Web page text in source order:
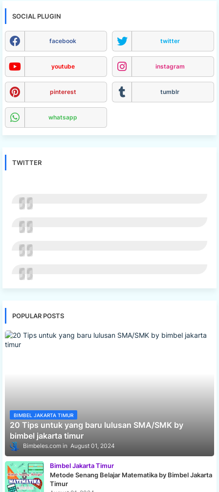
SOCIAL PLUGIN
facebook twitter
youtube instagram
pinterest tumblr
whatsapp
TWITTER
POPULAR POSTS
BIMBEL JAKARTA TIMUR
20 Tips untuk yang baru lulusan SMA/SMK by
bimbel jakarta timur
Bimbeles.com August 01, 2024
Bimbel Jakarta Timur
Metode Senang Belajar Matematika by Bimbel Jakarta
Timur